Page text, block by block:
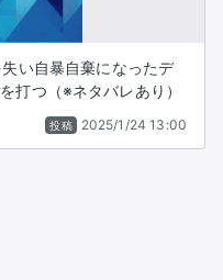
い自暴自棄になったデ
打つ（※ネタバレあり）
投稿 2025/1/24 13:00